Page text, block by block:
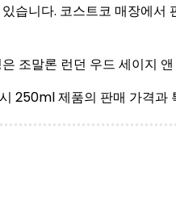
습니다. 코스트코 매장에
조말론 런던 우드 세이지
250ml 제품의 판매 가격과